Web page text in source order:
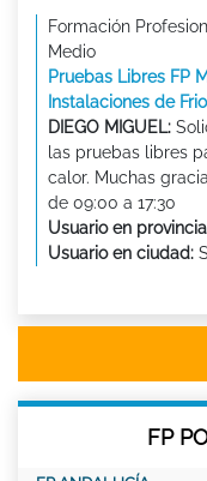
Formación
Medio
Pruebas Libres FP
Instalaciones de
DIEGO MIGUEL:
las pruebas libres
calor. Muchas
de 09:00 a 17:30
Usuario en
Usuario en ciudad:
FP